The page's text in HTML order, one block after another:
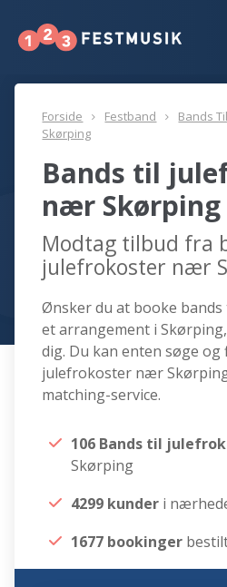
Forside Festband
Bands
Skørping
Bands til
nær Skørping
Modtag tilbud fra
julefrokoster nær
Ønsker du at booke
et arrangement i
dig. Du kan enten søge og
julefrokoster nær
matching-service.
106 Bands til
Skørping
4299 kunder i
1677 bookinger